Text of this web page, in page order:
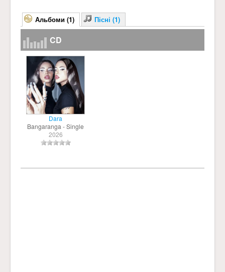
Альбоми (1) Пісні (1)
CD
Dara
Bangaranga - Single
2026